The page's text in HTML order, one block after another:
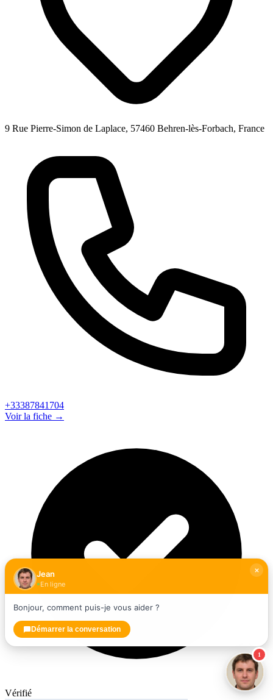
9 Rue Pierre-Simon de Laplace, 57460 Behren-lès-Forbach, France
+33387841704
Voir la fiche →
Vérifié
1
Jean
En ligne
Bonjour, comment puis-je vous aider ?
Démarrer la conversation